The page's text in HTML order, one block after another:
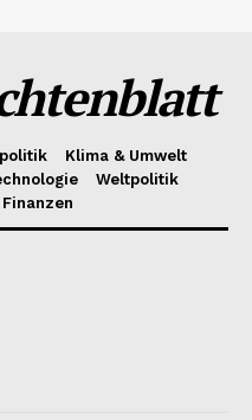
Klima & Umwelt
Weltpolitik